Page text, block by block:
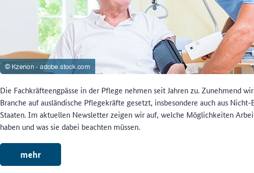
Die Fachkräfteengpässe in der Pflege nehmen seit Jahren zu. Zunehmend
Branche auf ausländische Pflegekräfte gesetzt, insbesondere auch aus Nicht-
Staaten. Im aktuellen Newsletter zeigen wir auf, welche Möglichkeiten
haben und was sie dabei beachten müssen.
mehr